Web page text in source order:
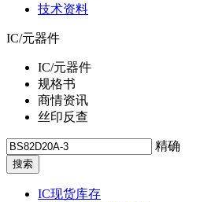
技术资料
IC/元器件
IC/元器件
规格书
商情资讯
丝印反查
精确
IC现货库存